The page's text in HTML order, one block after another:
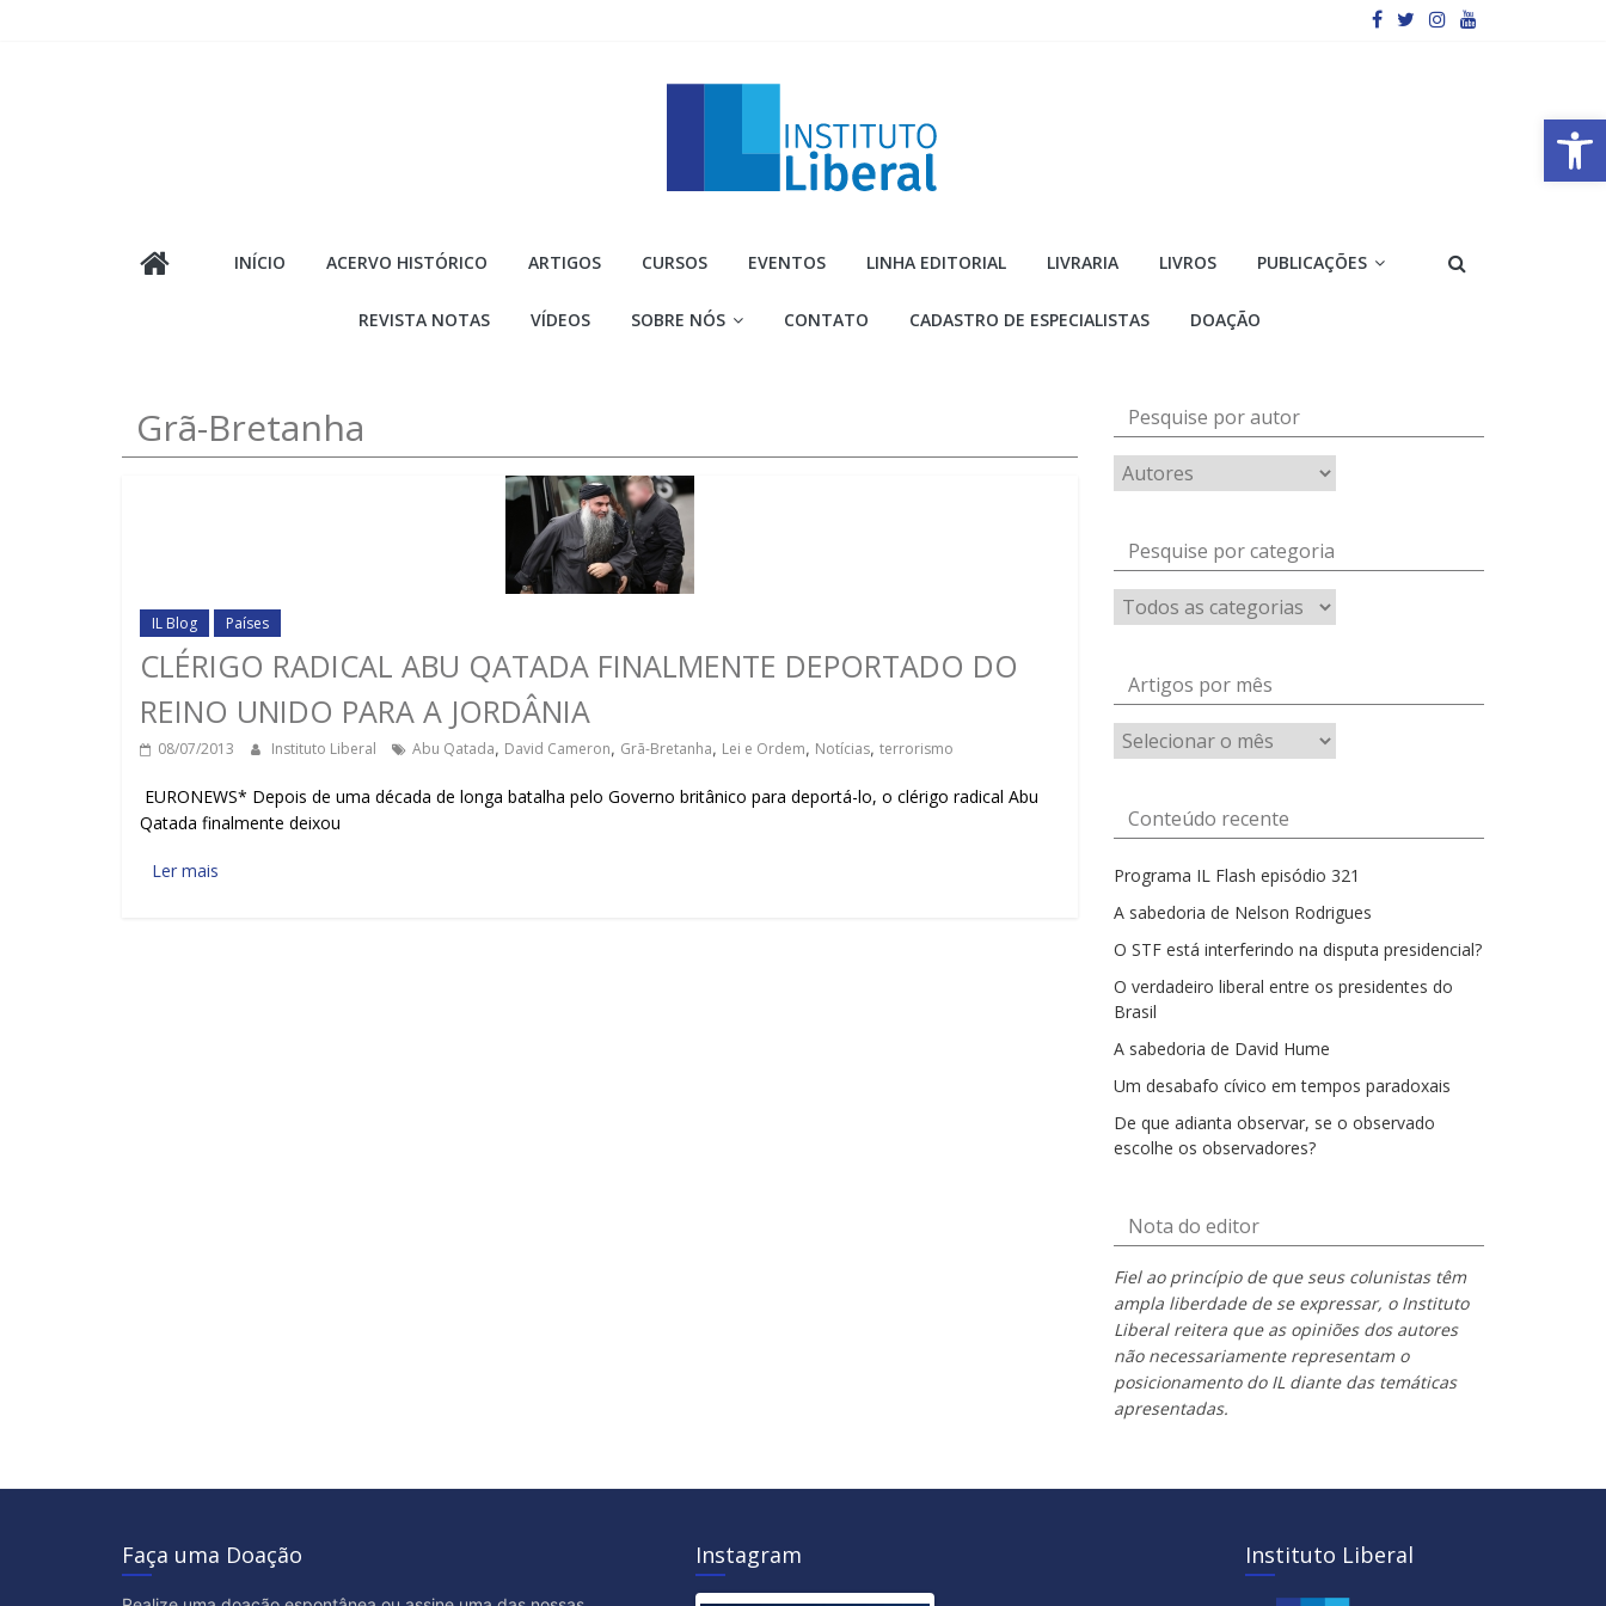
Barra de Ferramentas Aberta
Liberal
mais
importante
da
sociedade.
INÍCIO ACERVO HISTÓRICO ARTIGOS CURSOS EVENTOS LINHA EDITORIAL LIVRARIA LIVROS PUBLICAÇÕES
REVISTA NOTAS VÍDEOS SOBRE NÓS CONTATO CADASTRO DE ESPECIALISTAS DOAÇÃO
Grã-Bretanha
IL Blog Países
CLÉRIGO RADICAL ABU QATADA FINALMENTE DEPORTADO DO
REINO UNIDO PARA A JORDÂNIA
08/07/2013 Instituto Liberal Abu Qatada, David Cameron, Grã-Bretanha, Lei e Ordem, Notícias, terrorismo
EURONEWS* Depois de uma década de longa batalha pelo Governo britânico para deportá-lo, o clérigo radical Abu
Qatada finalmente deixou
Ler mais
Pesquise por autor
Pesquise por categoria
Artigos por mês
Artigos
por
Conteúdo recente
Programa IL Flash episódio 321
A sabedoria de Nelson Rodrigues
O STF está interferindo na disputa presidencial?
O verdadeiro liberal entre os presidentes do
Brasil
A sabedoria de David Hume
Um desabafo cívico em tempos paradoxais
De que adianta observar, se o observado
escolhe os observadores?
Nota do editor
Fiel ao princípio de que seus colunistas têm
ampla liberdade de se expressar, o Instituto
Liberal reitera que as opiniões dos autores
não necessariamente representam o
posicionamento do IL diante das temáticas
apresentadas.
Faça uma Doação Instagram Instituto Liberal